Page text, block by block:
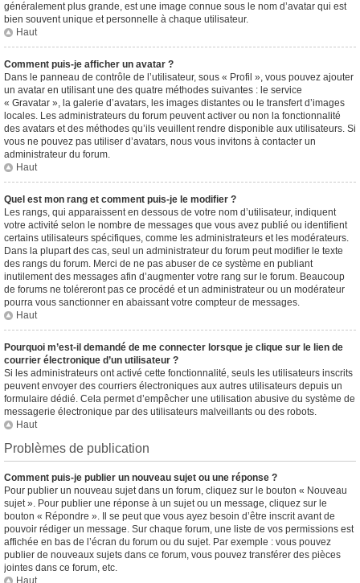
généralement plus grande, est une image connue sous le nom d’avatar qui est
bien souvent unique et personnelle à chaque utilisateur.
Haut
Comment puis-je afficher un avatar ?
Dans le panneau de contrôle de l’utilisateur, sous « Profil », vous pouvez ajouter
un avatar en utilisant une des quatre méthodes suivantes : le service
« Gravatar », la galerie d’avatars, les images distantes ou le transfert d’images
locales. Les administrateurs du forum peuvent activer ou non la fonctionnalité
des avatars et des méthodes qu’ils veuillent rendre disponible aux utilisateurs. Si
vous ne pouvez pas utiliser d’avatars, nous vous invitons à contacter un
administrateur du forum.
Haut
Quel est mon rang et comment puis-je le modifier ?
Les rangs, qui apparaissent en dessous de votre nom d’utilisateur, indiquent
votre activité selon le nombre de messages que vous avez publié ou identifient
certains utilisateurs spécifiques, comme les administrateurs et les modérateurs.
Dans la plupart des cas, seul un administrateur du forum peut modifier le texte
des rangs du forum. Merci de ne pas abuser de ce système en publiant
inutilement des messages afin d’augmenter votre rang sur le forum. Beaucoup
de forums ne toléreront pas ce procédé et un administrateur ou un modérateur
pourra vous sanctionner en abaissant votre compteur de messages.
Haut
Pourquoi m’est-il demandé de me connecter lorsque je clique sur le lien de
courrier électronique d’un utilisateur ?
Si les administrateurs ont activé cette fonctionnalité, seuls les utilisateurs inscrits
peuvent envoyer des courriers électroniques aux autres utilisateurs depuis un
formulaire dédié. Cela permet d’empêcher une utilisation abusive du système de
messagerie électronique par des utilisateurs malveillants ou des robots.
Haut
Problèmes de publication
Comment puis-je publier un nouveau sujet ou une réponse ?
Pour publier un nouveau sujet dans un forum, cliquez sur le bouton « Nouveau
sujet ». Pour publier une réponse à un sujet ou un message, cliquez sur le
bouton « Répondre ». Il se peut que vous ayez besoin d’être inscrit avant de
pouvoir rédiger un message. Sur chaque forum, une liste de vos permissions est
affichée en bas de l’écran du forum ou du sujet. Par exemple : vous pouvez
publier de nouveaux sujets dans ce forum, vous pouvez transférer des pièces
jointes dans ce forum, etc.
Haut